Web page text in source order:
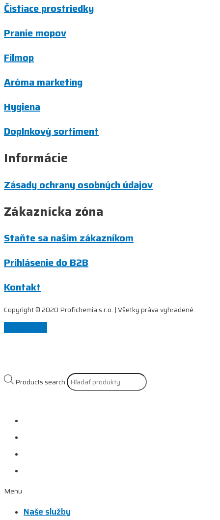
Čistiace prostriedky
Pranie mopov
Filmop
Aróma marketing
Hygiena
Doplnkový sortiment
Informácie
Zásady ochrany osobných údajov
Zákaznícka zóna
Staňte sa našim zákazníkom
Prihlásenie do B2B
Kontakt
Copyright © 2020 Profichemia s.r.o. | Všetky práva vyhradené
Products search
Menu
Naše služby